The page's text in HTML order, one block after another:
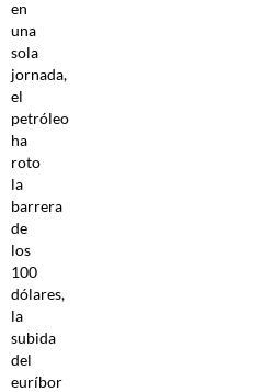
en
una
sola
jornada,
el
petróleo
ha
roto
la
barrera
de
los
100
dólares,
la
subida
del
euríbor